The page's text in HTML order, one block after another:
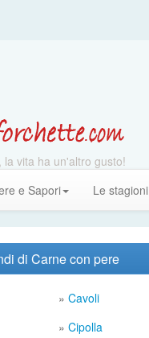
vita ha un'altro gusto!
e Sapori Le stagioni
di Carne con pere
» Cavoli
» Cipolla